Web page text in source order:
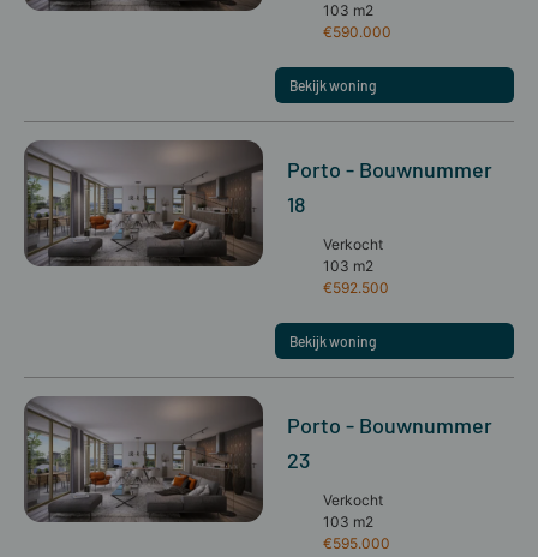
103 m2
€590.000
Bekijk woning
Porto - Bouwnummer
18
Verkocht
103 m2
€592.500
Bekijk woning
Porto - Bouwnummer
23
Verkocht
103 m2
€595.000